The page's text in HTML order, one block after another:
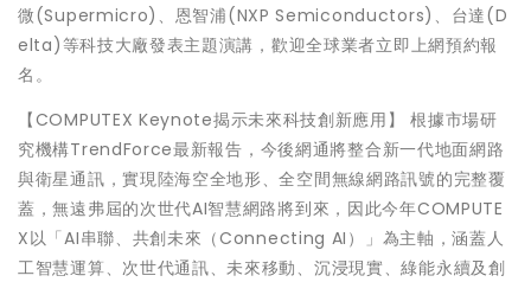
微(Supermicro)、恩智浦(NXP Semiconductors)、台達(D
elta)等科技大廠發表主題演講，歡迎全球業者立即上網預約報
名。
【COMPUTEX Keynote揭示未來科技創新應用】 根據市場研
究機構TrendForce最新報告，今後網通將整合新一代地面網路
與衛星通訊，實現陸海空全地形、全空間無線網路訊號的完整覆
蓋，無遠弗屆的次世代AI智慧網路將到來，因此今年COMPUTE
X以「AI串聯、共創未來（Connecting AI）」為主軸，涵蓋人
工智慧運算、次世代通訊、未來移動、沉浸現實、綠能永續及創